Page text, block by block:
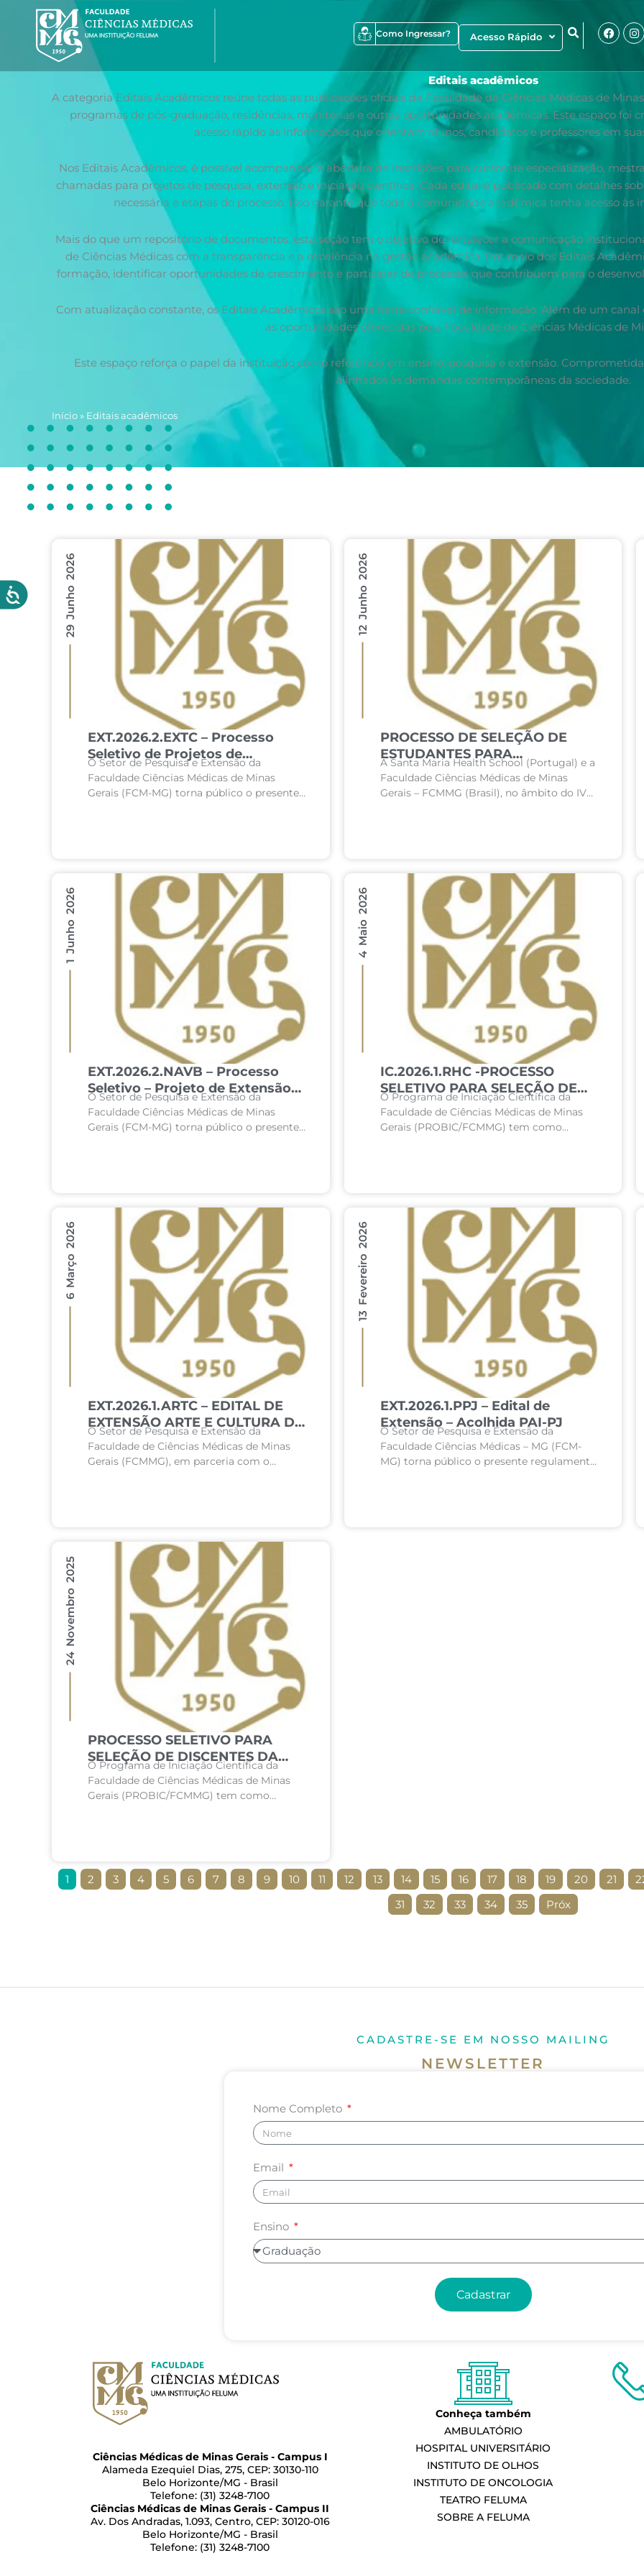
conteúdo
Como Ingressar? Acesso Rápido f
Editais acadêmicos
A categoria Editais Acadêmicos reúne todas as publicações oficiais da Faculdade de Ciências Médicas de
programas de pós-graduação, residências, monitorias e outras oportunidades acadêmicas. Este espaço foi
acesso rápido às informações que orientam alunos, candidatos e professores em
Nos Editais Acadêmicos, é possível acompanhar a abertura de inscrições para cursos de especialização,
chamadas para projetos de pesquisa, extensão e iniciação científica. Cada edital é publicado com detalhes
necessária e etapas do processo. Isso garante que toda a comunidade acadêmica tenha acesso às
Mais do que um repositório de documentos, esta seção tem o objetivo de fortalecer a comunicação
de Ciências Médicas com a transparência e a excelência na gestão acadêmica. Por meio dos Editais
formação, identificar oportunidades de crescimento e participar de processos que contribuem para o
Com atualização constante, os Editais Acadêmicos são uma fonte confiável de informação. Além de um
as oportunidades oferecidas pela Faculdade de Ciências Médicas de
Este espaço reforça o papel da instituição como referência em ensino, pesquisa e extensão.
alinhados às demandas contemporâneas da sociedade.
Início » Editais acadêmicos
EXT.2026.2.EXTC – Processo
Seletivo de Projetos de
Extensão Extracurricular da
Faculdade de Ciências Médicas
de Minas Gerais – 2º semestre de
O Setor de Pesquisa e Extensão da
Faculdade Ciências Médicas de Minas
Gerais (FCM-MG) torna público o presente
29 Junho 2026
PROCESSO DE SELEÇÃO DE
ESTUDANTES PARA
PARTICIPAÇÃO NO PROJETO
COIL – Collaborative Online
International Learning
A Santa Maria Health School (Portugal) e a
Faculdade Ciências Médicas de Minas
Gerais – FCMMG (Brasil), no âmbito do IV
12 Junho 2026
EXT.2026.2.NAVB – Processo
Seletivo – Projeto de Extensão
NavegaBucal: Estratégias de
Monitoramento e Manutenção
Preventiva em Saúde Bucal
O Setor de Pesquisa e Extensão da
Faculdade Ciências Médicas de Minas
Gerais (FCM-MG) torna público o presente
1 Junho 2026
IC.2026.1.RHC -PROCESSO
SELETIVO PARA SELEÇÃO DE
DISCENTES DA FACULDADE
CIÊNCIAS MÉDICAS PARA
ATUAR NO REGISTRO
GERAIS (IONCM)
O Programa de Iniciação Científica da
Faculdade de Ciências Médicas de Minas
Gerais (PROBIC/FCMMG) tem como
4 Maio 2026
EXT.2026.1.ARTC – EDITAL DE
EXTENSÃO ARTE E CULTURA DA
FCMMG
O Setor de Pesquisa e Extensão da
Faculdade de Ciências Médicas de Minas
Gerais (FCMMG), em parceria com o
6 Março 2026
EXT.2026.1.PPJ – Edital de
Extensão – Acolhida PAI-PJ
O Setor de Pesquisa e Extensão da
Faculdade Ciências Médicas – MG (FCM-
MG) torna público o presente regulamento
13 Fevereiro 2026
PROCESSO SELETIVO PARA
SELEÇÃO DE DISCENTES DA
FACULDADE CIÊNCIAS
MÉDICAS DE MINAS GERAIS
PARA ATUAR NOS PROJETOS DE
O Programa de Iniciação Científica da
Faculdade de Ciências Médicas de Minas
Gerais (PROBIC/FCMMG) tem como
24 Novembro 2025
1 2 3 4 5 6 7 8 9 10 11 12 13 14 15 16 17 18 19 20 21
31
32 33 34 35 Próx
CADASTRE-SE EM NOSSO MAILING
NEWSLETTER
Nome Completo
Email
Ensino
Cadastrar
Ciências Médicas de Minas Gerais - Campus I
Alameda Ezequiel Dias, 275, CEP: 30130-110
Belo Horizonte/MG - Brasil
Telefone: (31) 3248-7100
Ciências Médicas de Minas Gerais - Campus II
Av. Dos Andradas, 1.093, Centro, CEP: 30120-016
Belo Horizonte/MG - Brasil
Telefone: (31) 3248-7100
Conheça também
AMBULATÓRIO
HOSPITAL UNIVERSITÁRIO
INSTITUTO DE OLHOS
INSTITUTO DE ONCOLOGIA
TEATRO FELUMA
SOBRE A FELUMA